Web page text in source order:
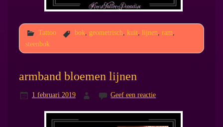
Tattoo bok geometrisch kuit, lijnen ram
steenbok
armband bloemen lijnen
1 februari 2019 Geef een reactie